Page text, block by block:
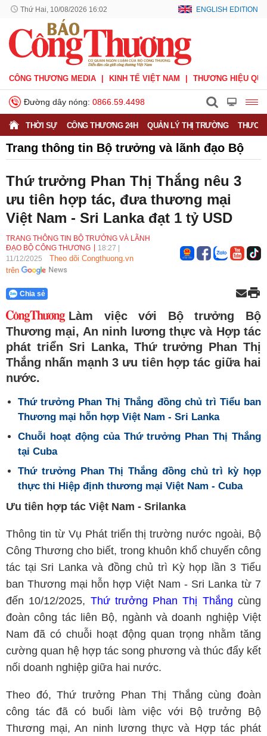
Thứ Hai, 10/08/2026 16:02 ENGLISH EDITION
CÔNG THƯƠNG MEDIA KINH TẾ VIỆT NAM THƯƠNG HIỆU
Đường dây nóng: 0866.59.4498
THỜI SỰ CÔNG THƯƠNG 24H QUẢN LÝ THỊ TRƯỜNG
Trang thông tin Bộ trưởng và lãnh đạo Bộ
Thứ trưởng Phan Thị Thắng nêu 3
ưu tiên hợp tác, đưa thương mại
Việt Nam - Sri Lanka đạt 1 tỷ USD
TRANG THÔNG TIN BỘ TRƯỞNG VÀ LÃNH
ĐẠO BỘ CÔNG THƯƠNG
18:27
11/12/2025
Theo dõi Congthuong.vn
trên
Chia sẻ
Làm việc với Bộ trưởng Bộ
Thương mại, An ninh lương thực và Hợp tác
phát triển Sri Lanka, Thứ trưởng Phan Thị
Thắng nhấn mạnh 3 ưu tiên hợp tác giữa hai
nước.
Thứ trưởng Phan Thị Thắng đồng chủ trì Tiểu ban
Thương mại hỗn hợp Việt Nam - Sri Lanka
Chuỗi hoạt động của Thứ trưởng Phan Thị Thắng
tại Cuba
Thứ trưởng Phan Thị Thắng đồng chủ trì kỳ họp
thực thi Hiệp định thương mại Việt Nam - Cuba
Ưu tiên hợp tác Việt Nam - Srilanka
Thông tin từ Vụ Phát triển thị trường nước ngoài, Bộ
Công Thương cho biết, trong khuôn khổ chuyến công
tác tại Sri Lanka và đồng chủ trì Kỳ họp lần 3 Tiểu
ban Thương mại hỗn hợp Việt Nam - Sri Lanka từ 7
đến 10/12/2025, Thứ trưởng Phan Thị Thắng cùng
đoàn công tác liên Bộ, ngành và doanh nghiệp Việt
Nam đã có chuỗi hoạt động quan trọng nhằm tăng
cường quan hệ hợp tác song phương và thúc đẩy kết
nối doanh nghiệp giữa hai nước.
Theo đó, Thứ trưởng Phan Thị Thắng cùng đoàn
công tác đã có buổi làm việc với Bộ trưởng Bộ
Thương mại, An ninh lương thực và Hợp tác phát